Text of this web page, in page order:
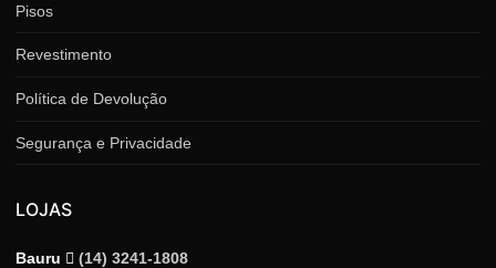
Pisos
Revestimento
Política de Devolução
Segurança e Privacidade
LOJAS
Bauru (14) 3241-1808